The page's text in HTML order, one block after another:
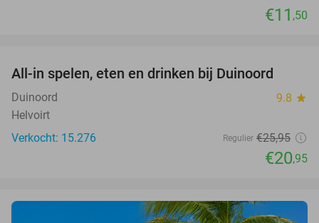
€11 ,50
All-in spelen, eten en drinken bij Duinoord
Duinoord 9.8 star
Helvoirt
Verkocht: 15.276
Regulier €25,95
€20,95